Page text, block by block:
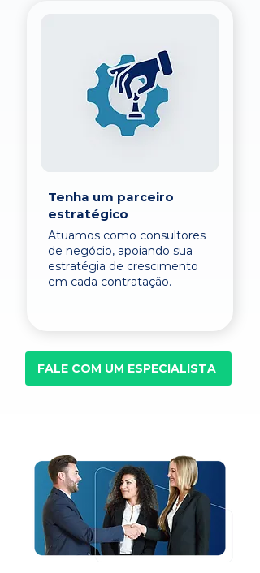
Tenha um parceiro
estratégico
Atuamos como consultores
de negócio, apoiando sua
estratégia de crescimento
em cada contratação.
FALE COM UM ESPECIALISTA